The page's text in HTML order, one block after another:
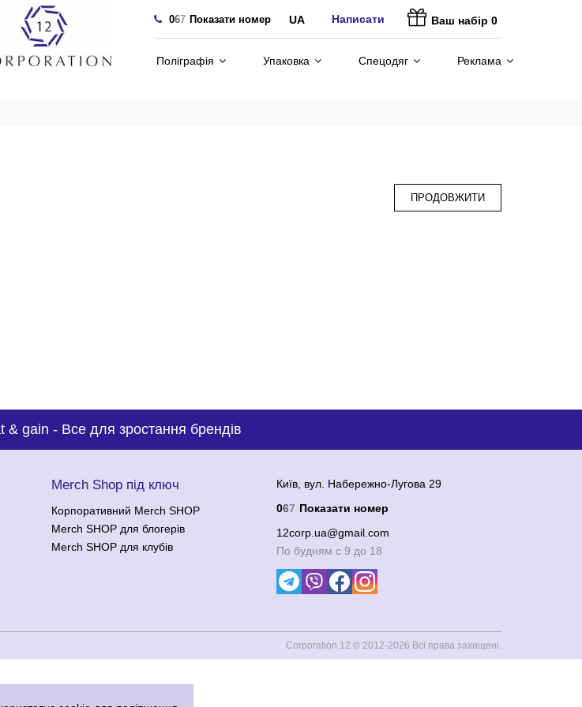
067 Показати номер UA Написати Ваш набір 0
Поліграфія Упаковка Спецодяг Реклама
ПРОДОВЖИТИ
& gain -Все для зростання брендів
Merch Shop під ключ
Корпоративний Merch SHOP
Merch SHOP для блогерів
Merch SHOP для клубів
Київ, вул. Набережно-Лугова 29
067 Показати номер
12corp.ua@gmail.com
По будням с 9 до 18
Corporation 12 © 2012-2026 Всі права захищені.